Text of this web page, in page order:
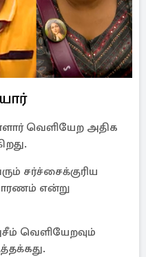
வெளியேற அதிக
சர்ச்சைக்குரிய
என்று
வெளியேறவும்